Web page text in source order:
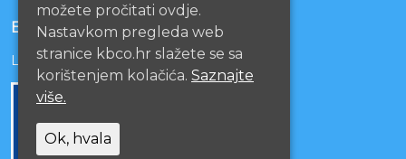
EU PROJEKTI
Lista projekata
možete pročitati ovdje.
Nastavkom pregleda web
stranice kbco.hr slažete se sa
korištenjem kolačića. Saznajte
više.
Ok, hvala